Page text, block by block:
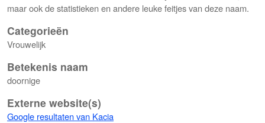
maar ook de statistieken en andere leuke feitjes van deze naam.
Categorieën
Vrouwelijk
Betekenis naam
doornige
Externe website(s)
Google resultaten van Kacia